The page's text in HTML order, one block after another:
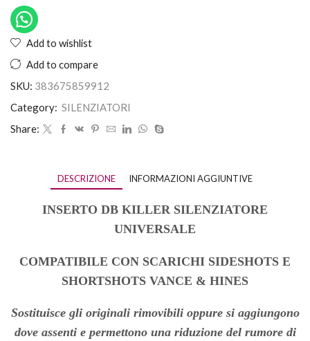
Add to wishlist
Add to compare
SKU: 383675859912
Category: SILENZIATORI
Share:
DESCRIZIONE INFORMAZIONI AGGIUNTIVE
INSERTO DB KILLER SILENZIATORE
UNIVERSALE
COMPATIBILE CON SCARICHI SIDESHOTS E
SHORTSHOTS VANCE & HINES
Sostituisce gli originali rimovibili oppure si aggiungono
dove assenti e permettono una riduzione del rumore di